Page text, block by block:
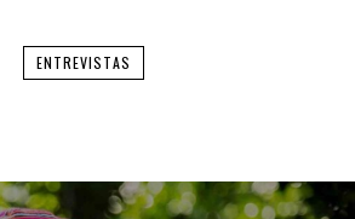
ENTREVISTAS